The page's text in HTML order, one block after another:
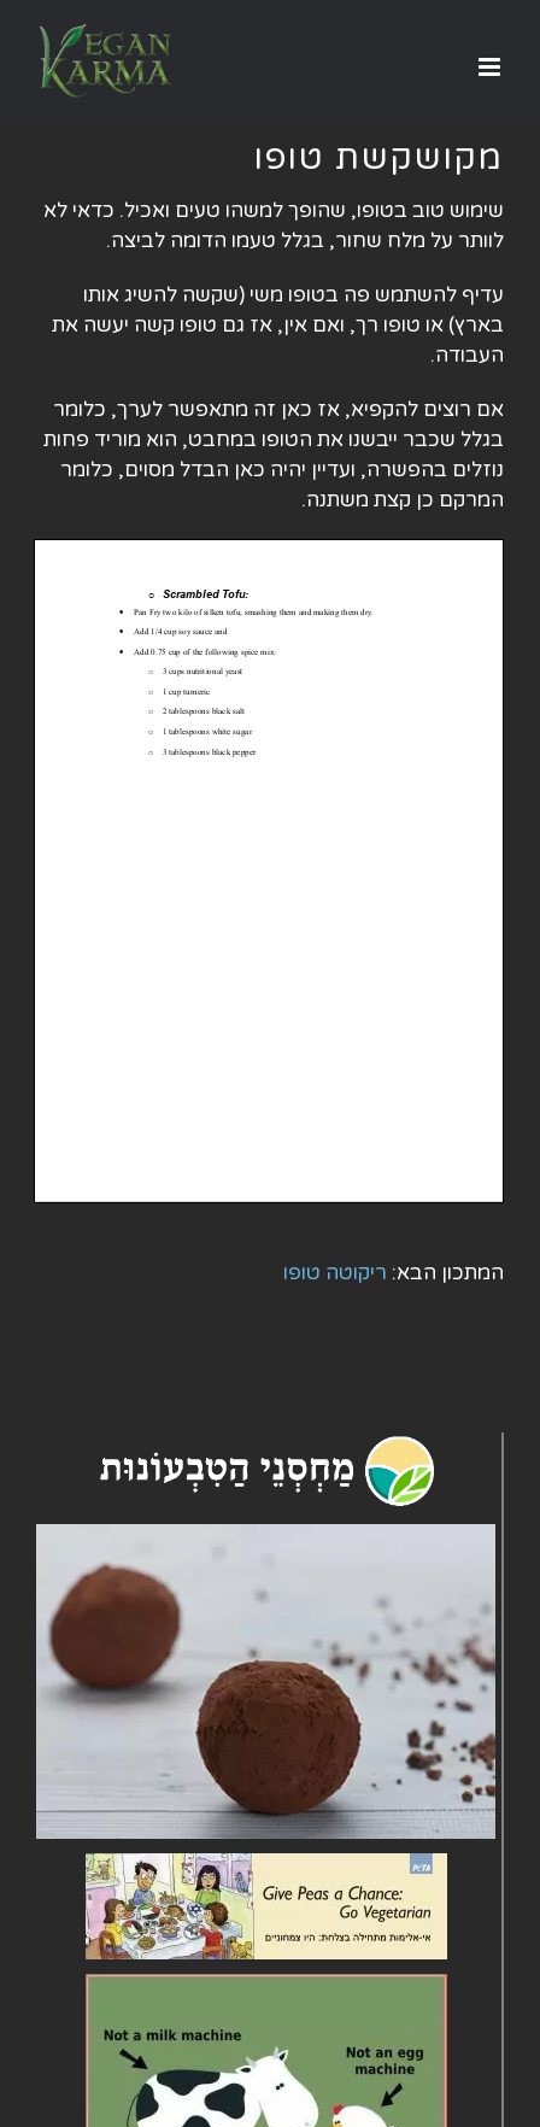
מקושקשת טופו
שימוש טוב בטופו, שהופך למשהו טעים ואכיל. כדאי לא
לוותר על מלח שחור, בגלל טעמו הדומה לביצה.
עדיף להשתמש פה בטופו משי (שקשה להשיג אותו
בארץ) או טופו רך, ואם אין, אז גם טופו קשה יעשה את
העבודה.
אם רוצים להקפיא, אז כאן זה מתאפשר לערך, כלומר
בגלל שכבר ייבשנו את הטופו במחבט, הוא מוריד פחות
נוזלים בהפשרה, ועדיין יהיה כאן הבדל מסוים, כלומר
המרקם כן קצת משתנה.
המתכון הבא: ריקוטה טופו